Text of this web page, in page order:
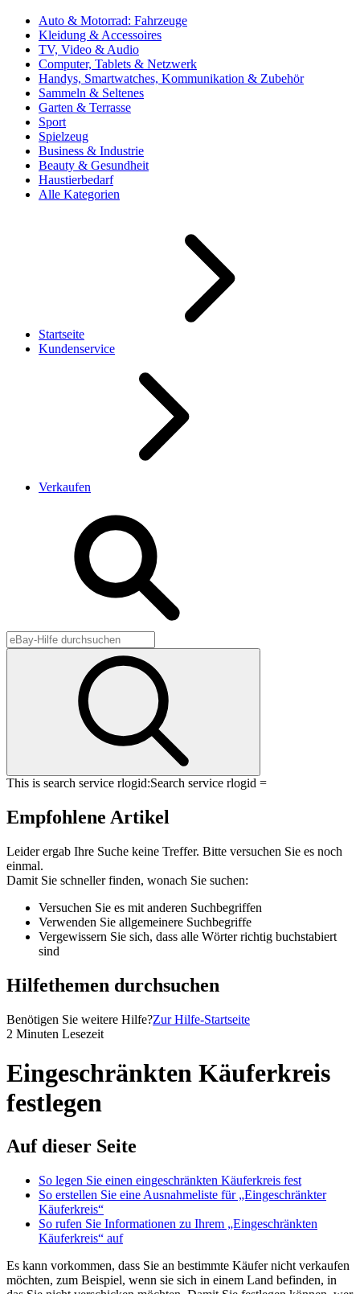
Auto & Motorrad: Fahrzeuge
Kleidung & Accessoires
TV, Video & Audio
Computer, Tablets & Netzwerk
Handys, Smartwatches, Kommunikation & Zubehör
Sammeln & Seltenes
Garten & Terrasse
Sport
Spielzeug
Business & Industrie
Beauty & Gesundheit
Haustierbedarf
Alle Kategorien
Startseite
Kundenservice
Verkaufen
This is search service rlogid:Search service rlogid =
Empfohlene Artikel
Leider ergab Ihre Suche keine Treffer. Bitte versuchen Sie es noch
einmal.
Damit Sie schneller finden, wonach Sie suchen:
Versuchen Sie es mit anderen Suchbegriffen
Verwenden Sie allgemeinere Suchbegriffe
Vergewissern Sie sich, dass alle Wörter richtig buchstabiert
sind
Hilfethemen durchsuchen
Benötigen Sie weitere Hilfe?Zur Hilfe-Startseite
2 Minuten Lesezeit
Eingeschränkten Käuferkreis
festlegen
Auf dieser Seite
So legen Sie einen eingeschränkten Käuferkreis fest
So erstellen Sie eine Ausnahmeliste für „Eingeschränkter
Käuferkreis“
So rufen Sie Informationen zu Ihrem „Eingeschränkten
Käuferkreis“ auf
Es kann vorkommen, dass Sie an bestimmte Käufer nicht verkaufen
möchten, zum Beispiel, wenn sie sich in einem Land befinden, in